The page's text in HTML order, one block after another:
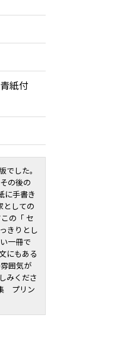
紙付
でした。
の後の
に手書き
としての
の「 セ
きりとし
一冊で
にもある
囲気が
みくださ
プリン